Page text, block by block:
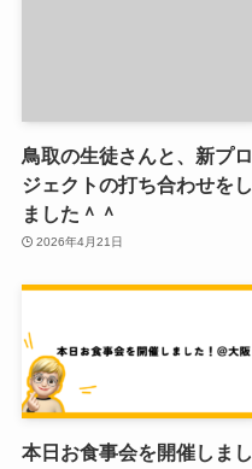
鳥取の生徒さんと、新プロ
ジェクトの打ち合わせをし
ました＾＾
2026年4月21日
本日お食事会を開催しまし